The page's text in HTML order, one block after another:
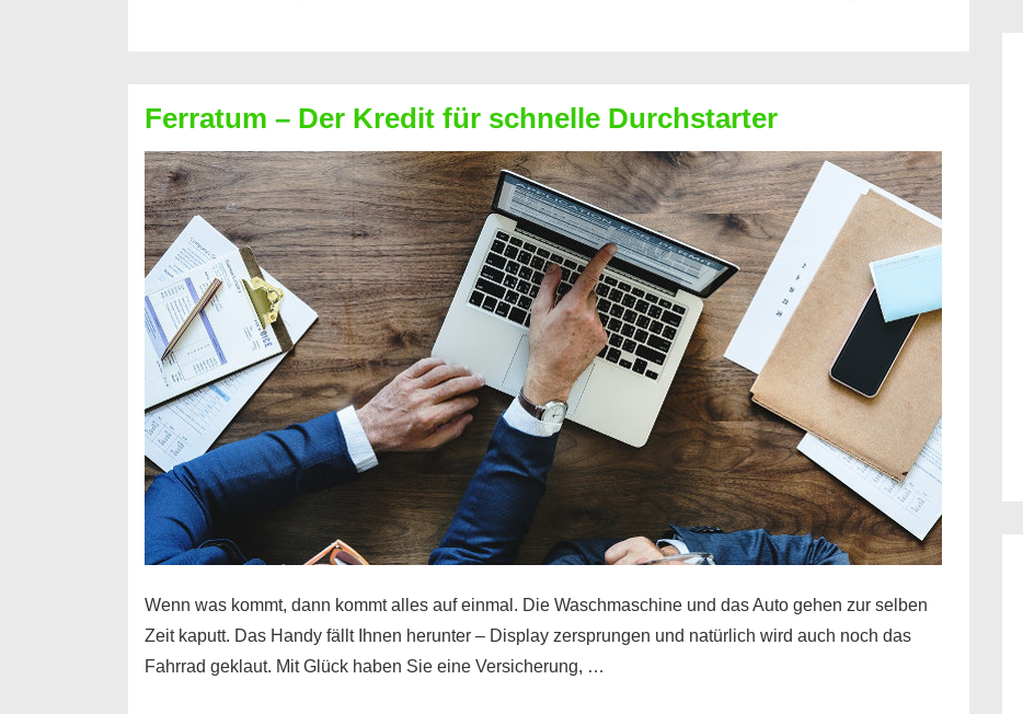
Ferratum – Der Kredit für schnelle Durchstarter
Wenn was kommt, dann kommt alles auf einmal. Die Waschmaschine und das Auto gehen zur selben
Zeit kaputt. Das Handy fällt Ihnen herunter – Display zersprungen und natürlich wird auch noch das
Fahrrad geklaut. Mit Glück haben Sie eine Versicherung, …